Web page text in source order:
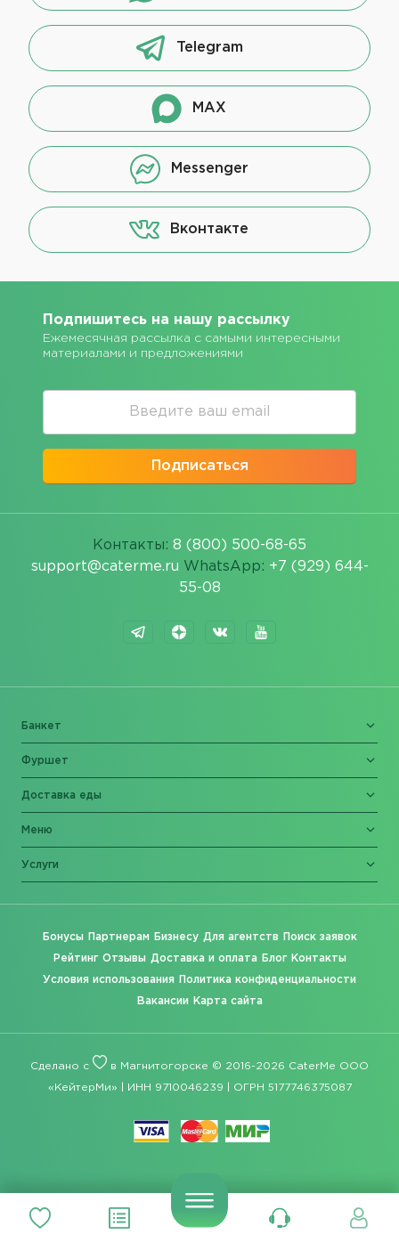
Telegram
MAX
Messenger
Вконтакте
Подпишитесь на нашу рассылку
Ежемесячная рассылка с самыми интересными
материалами и предложениями
Подписаться
Контакты: 8 (800) 500-68-65
support@caterme.ru WhatsApp: +7 (929) 644-
55-08
Банкет
Фуршет
Доставка еды
Меню
Услуги
Бонусы Партнерам Бизнесу Для агентств Поиск заявок
Рейтинг Отзывы Доставка и оплата Блог Контакты
Условия использования Политика конфиденциальности
Вакансии Карта сайта
Сделано с в Магнитогорске © 2016-2026 CaterMe ООО
«КейтерМи» | ИНН 9710046239 | ОГРН 5177746375087